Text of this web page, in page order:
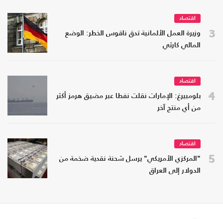
3
اقتصاد
وزيرة العمل الألمانية تدق ناقوس الخطر: الوضع
المالي كارثي
4
اقتصاد
بلومبيرغ: الإمارات نقلت نفطا عبر مضيق هرمز أكثر
من أي منتج آخر
5
اقتصاد
"المركزي الأمريكي" يرسل شحنة نقدية ضخمة من
الدولار إلى العراق